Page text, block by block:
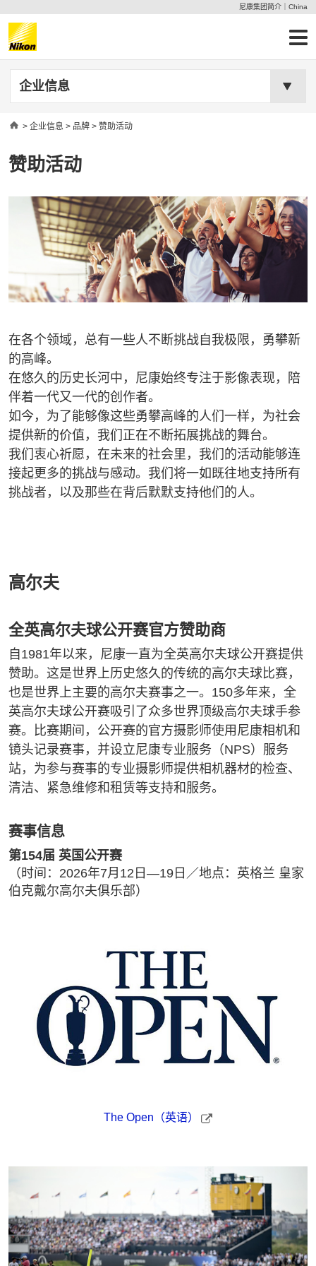
尼康集团简介｜China
企业信息
Home
> 企业信息> 品牌> 赞助活动
赞助活动
在各个领域，总有一些人不断挑战自我极限，勇攀新
的高峰。
在悠久的历史长河中，尼康始终专注于影像表现，陪
伴着一代又一代的创作者。
如今，为了能够像这些勇攀高峰的人们一样，为社会
提供新的价值，我们正在不断拓展挑战的舞台。
我们衷心祈愿，在未来的社会里，我们的活动能够连
接起更多的挑战与感动。我们将一如既往地支持所有
挑战者，以及那些在背后默默支持他们的人。
高尔夫
The Open（英语）
全英高尔夫球公开赛官方赞助商
自1981年以来，尼康一直为全英高尔夫球公开赛提供
赞助。这是世界上历史悠久的传统的高尔夫球比赛，
也是世界上主要的高尔夫赛事之一。150多年来，全
英高尔夫球公开赛吸引了众多世界顶级高尔夫球手参
赛。比赛期间，公开赛的官方摄影师使用尼康相机和
镜头记录赛事，并设立尼康专业服务（NPS）服务
站，为参与赛事的专业摄影师提供相机器材的检查、
清洁、紧急维修和租赁等支持和服务。
赛事信息
第154届 英国公开赛
（时间：2026年7月12日—19日／地点：英格兰 皇家
伯克戴尔高尔夫俱乐部）